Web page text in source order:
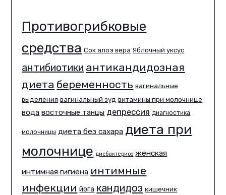
Противогрибковые
средства Сок алоэ вера Яблочный уксус
антибиотики антикандидозная
диета беременность вагинальные
выделения вагинальный зуд витамины при молочнице
вода восточные танцы депрессия диагностика
молочницы диета без сахара диета при
молочнице дисбактериоз женская
интимная гигиена интимные
инфекции йога кандидоз кишечник